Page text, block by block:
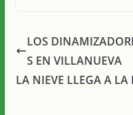
LOS
S EN VILLANUEVA
LA NIEVE LLEGA A LA